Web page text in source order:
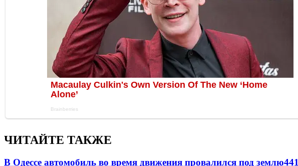
ЧИТАЙТЕ ТАКЖЕ
В Одессе автомобиль во время движения провалился под землю441